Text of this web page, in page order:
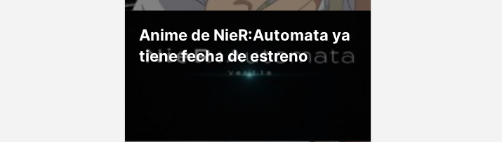
Anime de NieR:Automata ya
tiene fecha de estreno